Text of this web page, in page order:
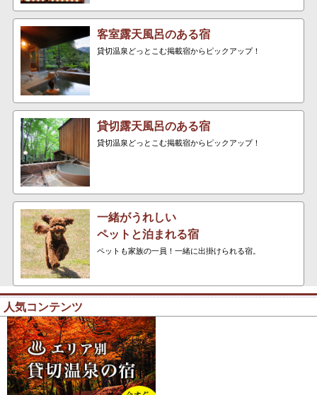
客室露天風呂のある宿
貸切温泉どっとこむ掲載宿からピックアップ！
貸切露天風呂のある宿
貸切温泉どっとこむ掲載宿からピックアップ！
一緒がうれしい
ペットと泊まれる宿
ペットも家族の一員！一緒に出掛けられる宿。
人気コンテンツ